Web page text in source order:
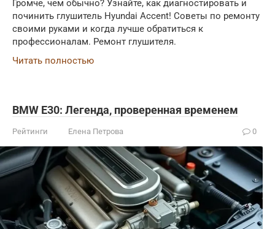
Громче, чем обычно? Узнайте, как диагностировать и
починить глушитель Hyundai Accent! Советы по ремонту
своими руками и когда лучше обратиться к
профессионалам. Ремонт глушителя.
Читать полностью
BMW E30: Легенда, проверенная временем
Рейтинги Елена Петрова 0